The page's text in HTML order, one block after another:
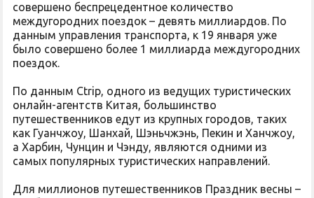
совершено беспрецедентное количество
междугородних поездок – девять миллиардов. По
данным управления транспорта, к 19 января уже
было совершено более 1 миллиарда междугородних
поездок.
По данным Ctrip, одного из ведущих туристических
онлайн-агентств Китая, большинство
путешественников едут из крупных городов, таких
как Гуанчжоу, Шанхай, Шэньчжэнь, Пекин и Ханчжоу,
а Харбин, Чунцин и Чэнду, являются одними из
самых популярных туристических направлений.
Для миллионов путешественников Праздник весны –